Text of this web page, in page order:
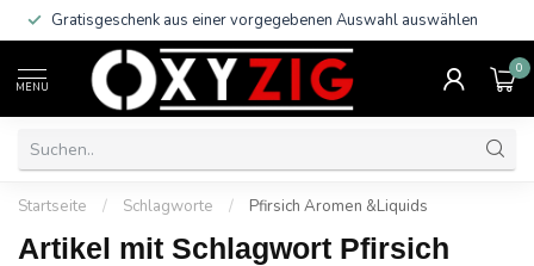
Gratisgeschenk aus einer vorgegebenen Auswahl auswählen
MENU
0
Startseite / Schlagworte / Pfirsich Aromen &Liquids
Artikel mit Schlagwort Pfirsich